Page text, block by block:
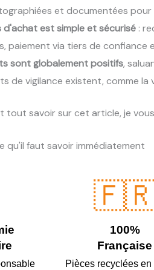
et documentées
d'achat est simple et sécurisé:
paiement via tiers de
sont globalement positifs,
de vigilance existent, comme
tout savoir sur cet article, je
qu'il faut savoir immédiatement
100%
Française
Pièces recyclées en